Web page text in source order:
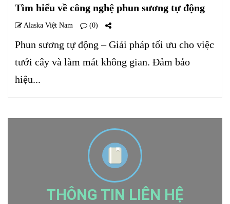
Tìm hiểu về công nghệ phun sương tự động
Alaska Việt Nam (0)
Phun sương tự động – Giải pháp tối ưu cho việc
tưới cây và làm mát không gian. Đảm bảo
hiệu...
THÔNG TIN LIÊN HỆ